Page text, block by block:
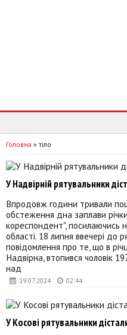
Головна » тіло
19.07.2024 02:44
У Надвірній рятувальники
Впродовж години тривали
обстеження дна заплави
кореспондент", посилаючись
області. 18 липня ввечері до
повідомлення про те, що в
Надвірна, втопився чоловік
над
У Косові рятувальники